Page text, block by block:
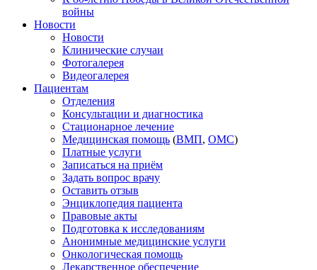
войны
Новости
Новости
Клинические случаи
Фотогалерея
Видеогалерея
Пациентам
Отделения
Консультации и диагностика
Стационарное лечение
Медицинская помощь (ВМП, ОМС)
Платные услуги
Записаться на приём
Задать вопрос врачу
Оставить отзыв
Энциклопедия пациента
Правовые акты
Подготовка к исследованиям
Анонимные медицинские услуги
Онкологическая помощь
Лекарственное обеспечение